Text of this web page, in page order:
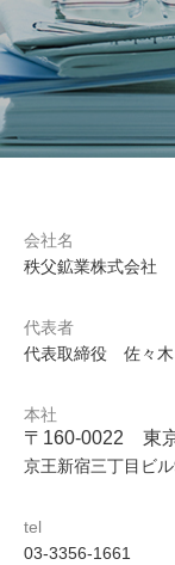
会社名
秩父鉱業株式会社
代表者
代表取締役 佐々
本社
〒160-0022 東
京王新宿三丁目ビ
tel
03-3356-1661